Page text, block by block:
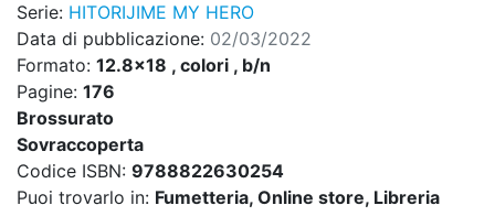
Serie: HITORIJIME MY HERO
Data di pubblicazione: 02/03/2022
Formato: 12.8x18 , colori , b/n
Pagine: 176
Brossurato
Sovraccoperta
Codice ISBN: 9788822630254
Puoi trovarlo in: Fumetteria, Online store, Libreria